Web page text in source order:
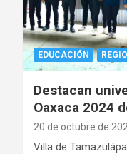
EDUCACIÓN
Destacan
Oaxaca 2024
20 de octubre de
Villa de